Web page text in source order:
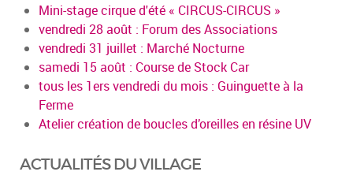
Mini-stage cirque d'été « CIRCUS-CIRCUS »
vendredi 28 août : Forum des Associations
vendredi 31 juillet : Marché Nocturne
samedi 15 août : Course de Stock Car
tous les 1ers vendredi du mois : Guinguette à la
Ferme
Atelier création de boucles d’oreilles en résine UV
ACTUALITÉS DU VILLAGE